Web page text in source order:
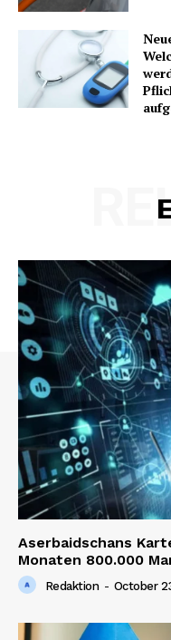
Aserbaidschans
Monaten 800.000
Redaktion - October